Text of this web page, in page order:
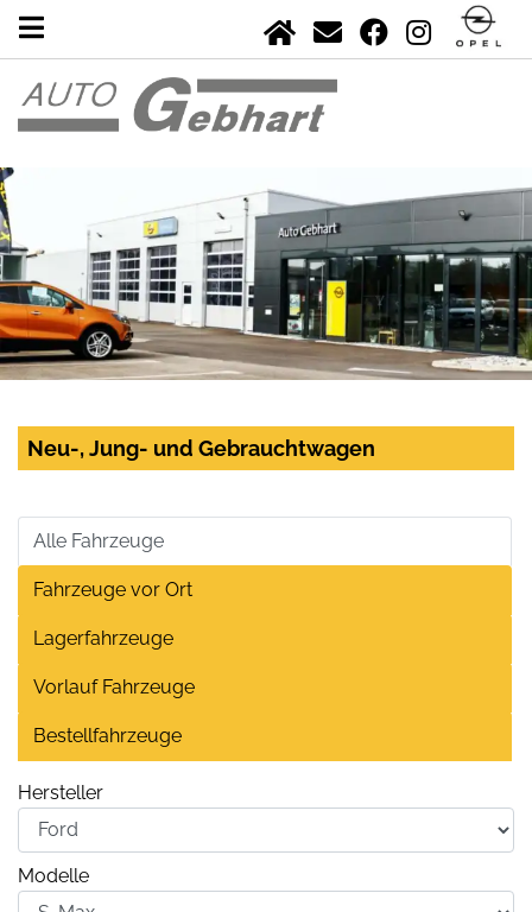
Neu-, Jung- und Gebrauchtwagen
Alle Fahrzeuge
Fahrzeuge vor Ort
Lagerfahrzeuge
Vorlauf Fahrzeuge
Bestellfahrzeuge
Hersteller
Modelle